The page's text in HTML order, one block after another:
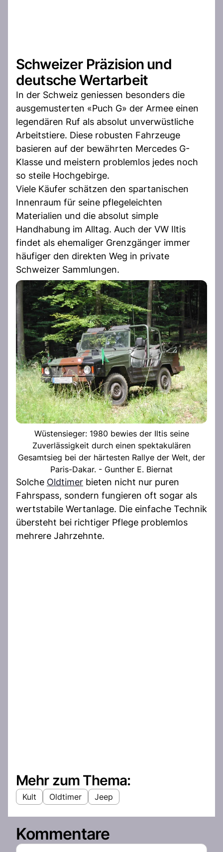
Schweizer Präzision und
deutsche Wertarbeit
In der Schweiz geniessen besonders die
ausgemusterten «Puch G» der Armee einen
legendären Ruf als absolut unverwüstliche
Arbeitstiere. Diese robusten Fahrzeuge
basieren auf der bewährten Mercedes G-
Klasse und meistern problemlos jedes noch
so steile Hochgebirge.
Viele Käufer schätzen den spartanischen
Innenraum für seine pflegeleichten
Materialien und die absolut simple
Handhabung im Alltag. Auch der VW Iltis
findet als ehemaliger Grenzgänger immer
häufiger den direkten Weg in private
Schweizer Sammlungen.
Wüstensieger: 1980 bewies der Iltis seine
Zuverlässigkeit durch einen spektakulären
Gesamtsieg bei der härtesten Rallye der Welt, der
Paris-Dakar. - Gunther E. Biernat
Solche Oldtimer bieten nicht nur puren
Fahrspass, sondern fungieren oft sogar als
wertstabile Wertanlage. Die einfache Technik
übersteht bei richtiger Pflege problemlos
mehrere Jahrzehnte.
Mehr zum Thema:
Kult Oldtimer Jeep
Kommentare